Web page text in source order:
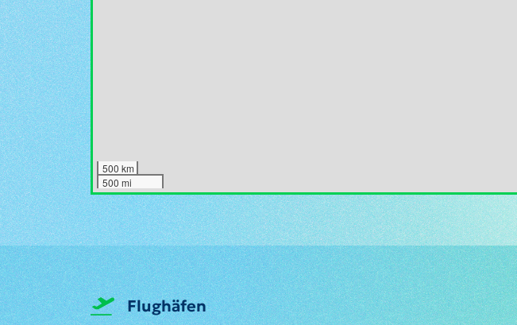
500 km
500 mi
Flughäfen